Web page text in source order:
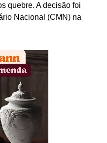
quebre. A decisão foi
Nacional (CMN) na